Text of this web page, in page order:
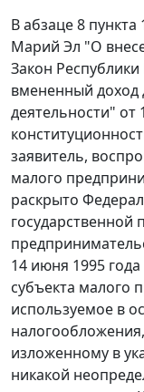
Вабзаце 8 пункта
Марий Эл "О
Закон
вмененный доход
деятельности" от
заявитель,
малого
раскрыто
государственной
14 июня 1995
субъекта малого
используемое в
изложенному в
никакой